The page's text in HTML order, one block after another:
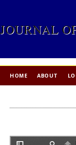
JOURNAL
HOME ABOUT